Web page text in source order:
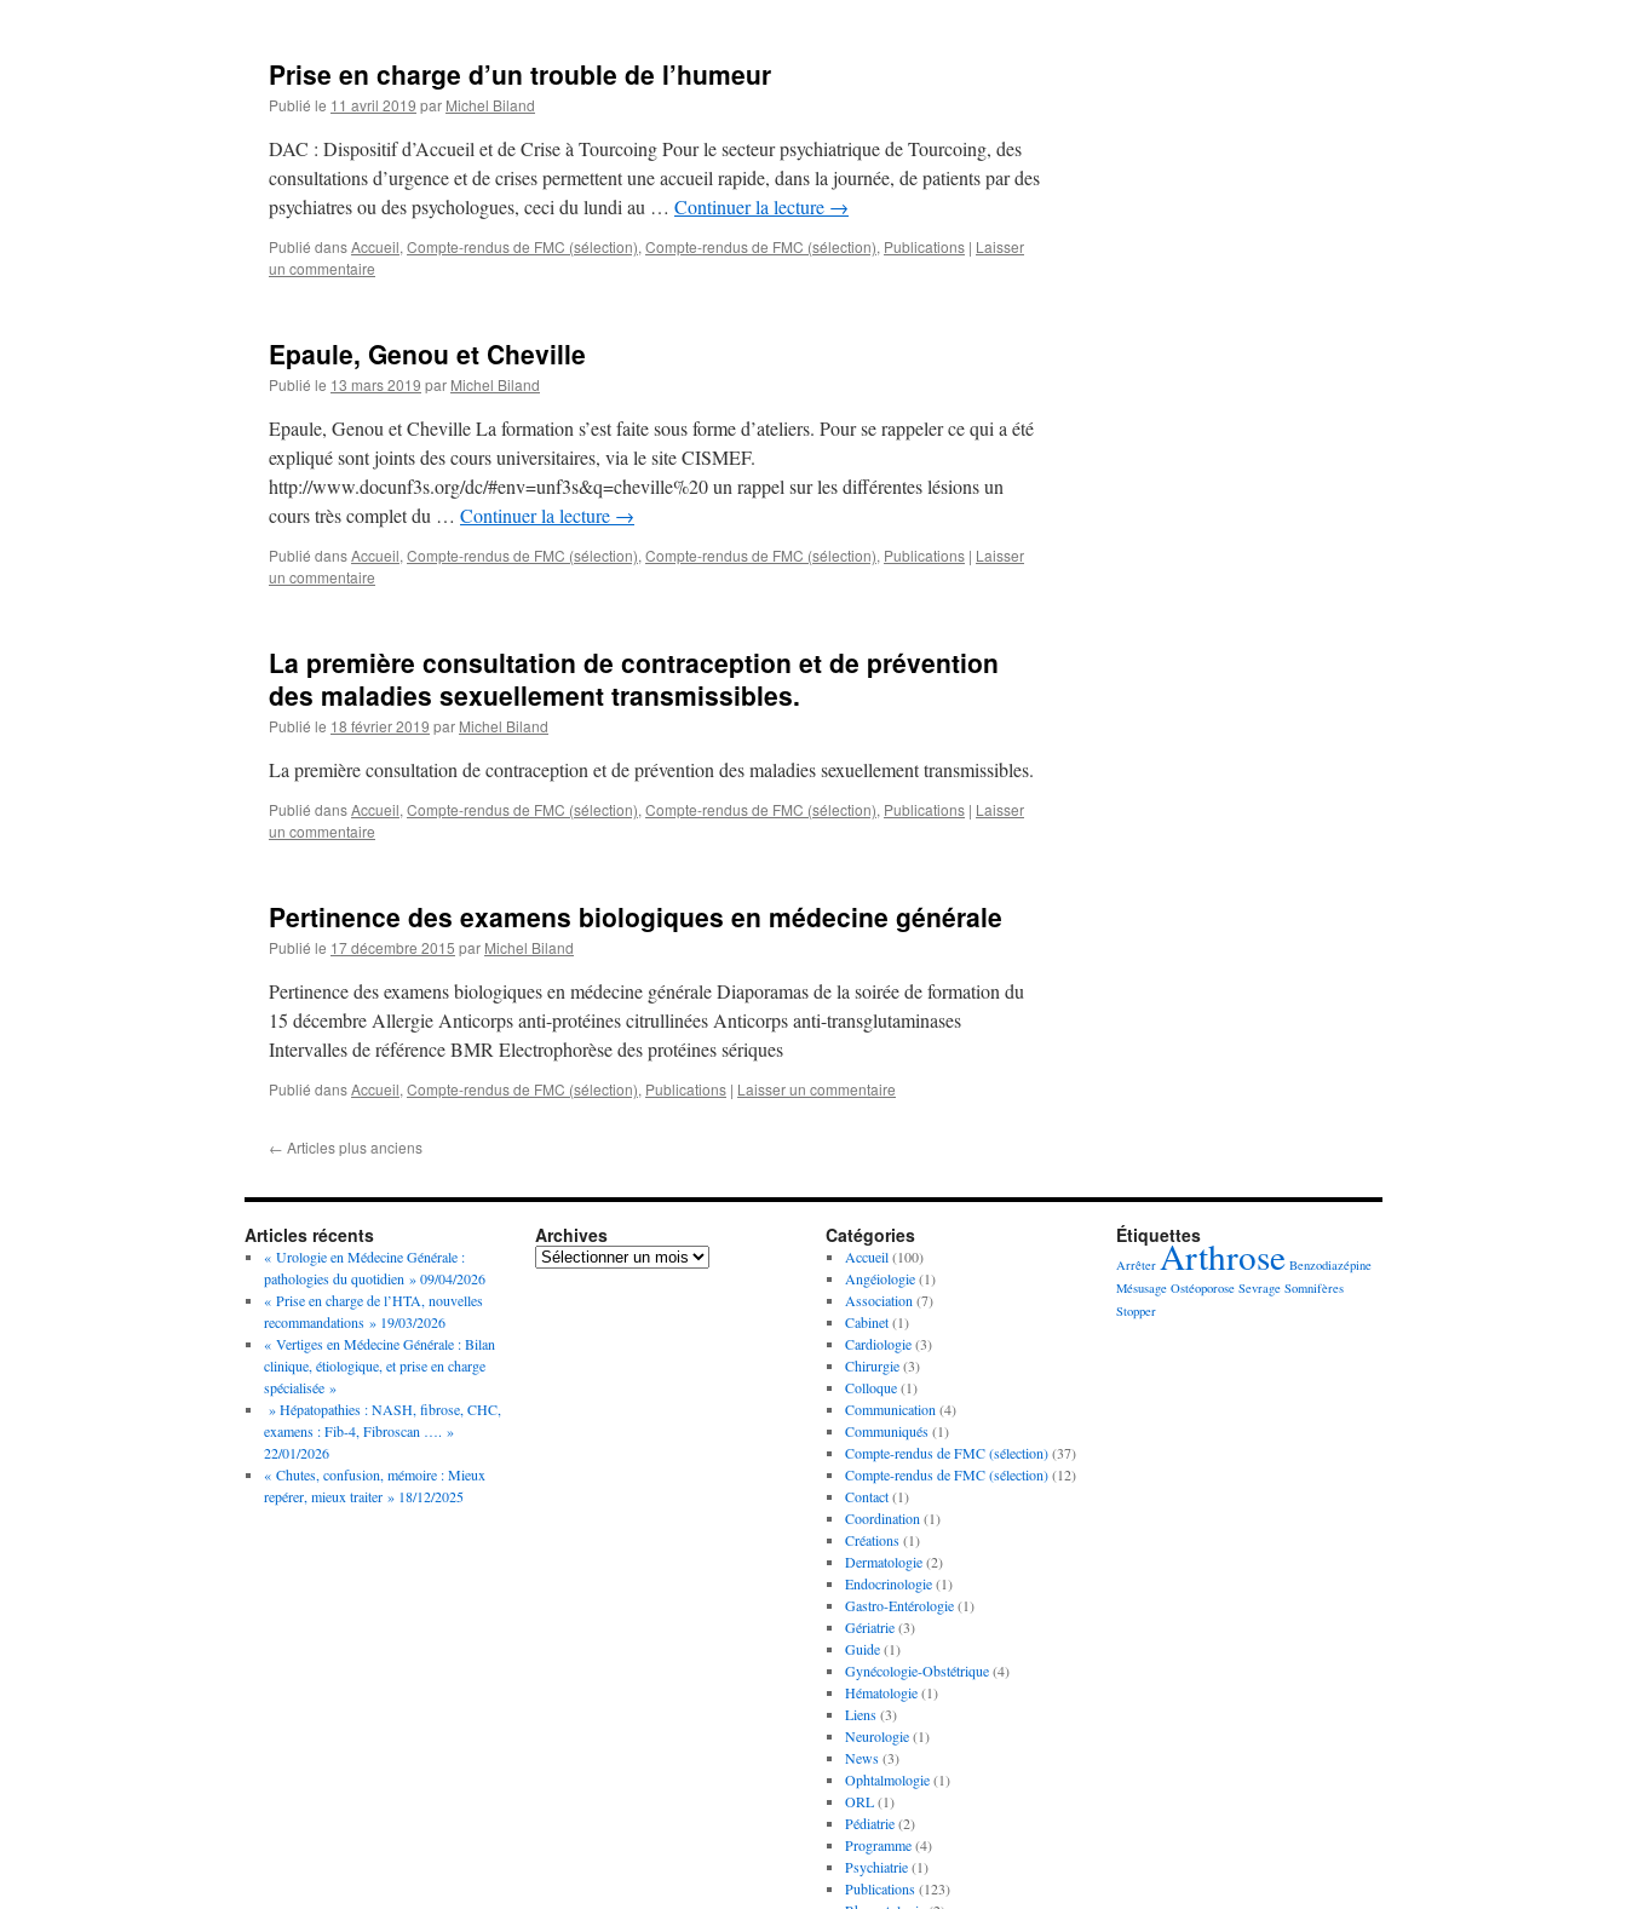
Prise en charge d’un trouble de l’humeur
Publié le 11 avril 2019 par Michel Biland
DAC : Dispositif d’Accueil et de Crise à Tourcoing Pour le secteur psychiatrique de Tourcoing, des
consultations d’urgence et de crises permettent une accueil rapide, dans la journée, de patients par des
psychiatres ou des psychologues, ceci du lundi au … Continuer la lecture →
Publié dansAccueil, Compte-rendus de FMC (sélection), Compte-rendus de FMC (sélection), Publications | Laisser
un commentaire
Epaule, Genou et Cheville
Publié le 13 mars 2019 par Michel Biland
Epaule, Genou et Cheville La formation s’est faite sous forme d’ateliers. Pour se rappeler ce qui a été
expliqué sont joints des cours universitaires, via le site CISMEF.
http://www.docunf3s.org/dc/#env=unf3s&q=cheville%20 un rappel sur les différentes lésions un
cours très complet du … Continuer la lecture →
Publié dansAccueil, Compte-rendus de FMC (sélection), Compte-rendus de FMC (sélection), Publications | Laisser
un commentaire
La première consultation de contraception et de prévention
des maladies sexuellement transmissibles.
Publié le 18 février 2019 par Michel Biland
La première consultation de contraception et de prévention des maladies sexuellement transmissibles.
Publié dansAccueil, Compte-rendus de FMC (sélection), Compte-rendus de FMC (sélection), Publications | Laisser
un commentaire
Pertinence des examens biologiques en médecine générale
Publié le 17 décembre 2015 par Michel Biland
Pertinence des examens biologiques en médecine générale Diaporamas de la soirée de formation du
15 décembre Allergie Anticorps anti-protéines citrullinées Anticorps anti-transglutaminases
Intervalles de référence BMR Electrophorèse des protéines sériques
Publié dansAccueil, Compte-rendus de FMC (sélection), Publications | Laisser un commentaire
← Articles plus anciens
Articles récents
« Urologie en Médecine Générale :
pathologies du quotidien » 09/04/2026
« Prise en charge de l’HTA, nouvelles
recommandations » 19/03/2026
« Vertiges en Médecine Générale : Bilan
clinique, étiologique, et prise en charge
spécialisée »
» Hépatopathies : NASH, fibrose, CHC,
examens : Fib-4, Fibroscan …. »
22/01/2026
« Chutes, confusion, mémoire : Mieux
repérer, mieux traiter » 18/12/2025
Archives
Archives
Catégories
Accueil(100)
Angéiologie(1)
Association (7)
Cabinet(1)
Cardiologie(3)
Chirurgie(3)
Colloque(1)
Communication (4)
Communiqués(1)
Compte-rendus de FMC (sélection)(37)
Compte-rendus de FMC (sélection)(12)
Contact(1)
Coordination (1)
Créations(1)
Dermatologie(2)
Endocrinologie(1)
Gastro-Entérologie(1)
Gériatrie(3)
Guide(1)
Gynécologie-Obstétrique(4)
Hématologie(1)
Liens(3)
Neurologie(1)
News(3)
Ophtalmologie(1)
ORL(1)
Pédiatrie(2)
Programme(4)
Psychiatrie(1)
Publications(123)
Étiquettes
Arrêter Arthrose Benzodiazépine
Mésusage Ostéoporose Sevrage Somnifères
Stopper